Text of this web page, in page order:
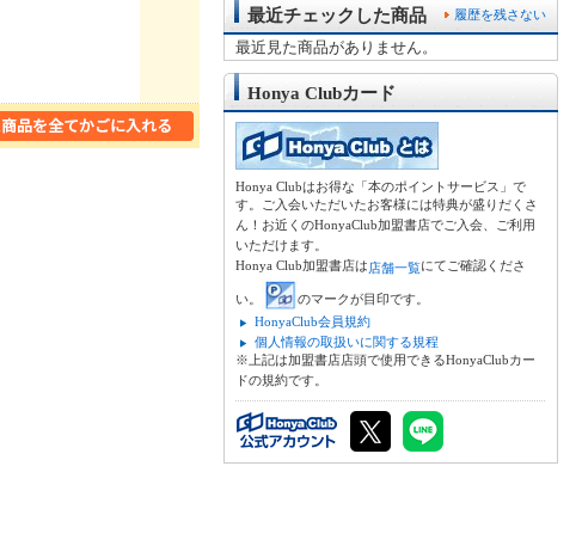
履歴を残さない
最近チェックした商品
最近見た商品がありません。
Honya Clubカード
Honya Clubはお得な「本のポイントサービス」で
す。ご入会いただいたお客様には特典が盛りだくさ
ん！お近くのHonyaClub加盟書店でご入会、ご利用
いただけます。
Honya Club加盟書店は店舗一覧にてご確認くださ
い。
のマークが目印です。
HonyaClub会員規約
個人情報の取扱いに関する規程
※上記は加盟書店店頭で使用できるHonyaClubカー
ドの規約です。